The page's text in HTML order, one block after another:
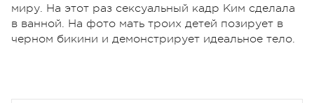
миру. На этот раз сексуальный кадр Ким сделала
в ванной. На фото мать троих детей позирует в
черном бикини и демонстрирует идеальное тело.